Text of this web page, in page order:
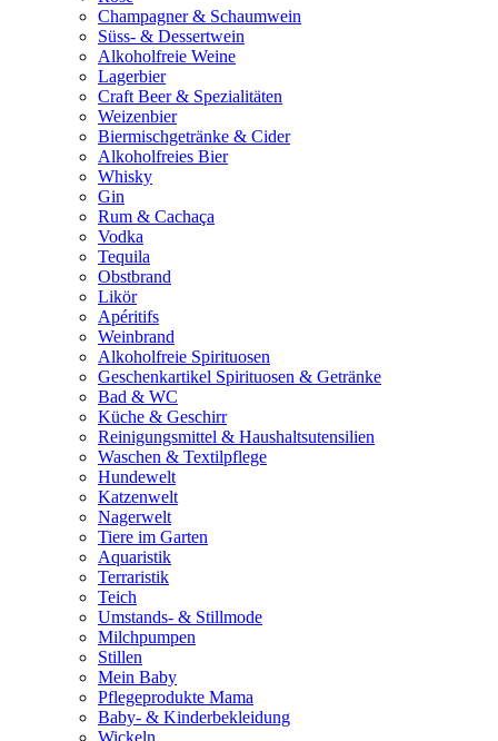
Champagner & Schaumwein
Süss- & Dessertwein
Alkoholfreie Weine
Lagerbier
Craft Beer & Spezialitäten
Weizenbier
Biermischgetränke & Cider
Alkoholfreies Bier
Whisky
Gin
Rum & Cachaça
Vodka
Tequila
Obstbrand
Likör
Apéritifs
Weinbrand
Alkoholfreie Spirituosen
Geschenkartikel Spirituosen & Getränke
Bad & WC
Küche & Geschirr
Reinigungsmittel & Haushaltsutensilien
Waschen & Textilpflege
Hundewelt
Katzenwelt
Nagerwelt
Tiere im Garten
Aquaristik
Terraristik
Teich
Umstands- & Stillmode
Milchpumpen
Stillen
Mein Baby
Pflegeprodukte Mama
Baby- & Kinderbekleidung
Wickeln